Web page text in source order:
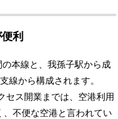
利
本線と、我孫子駅から成
線から構成されます。
セス開業までは、空港利用
不便な空港と言われてい